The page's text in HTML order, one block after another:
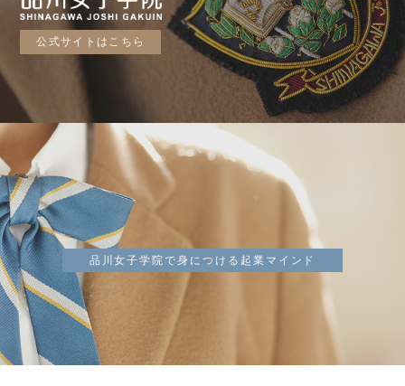
公式サイトはこちら
品川女子学院で身につける起業マインド